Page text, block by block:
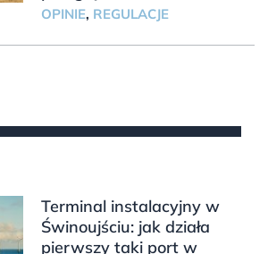
OPINIE, REGULACJE
Terminal instalacyjny w
Świnoujściu: jak działa
pierwszy taki port w